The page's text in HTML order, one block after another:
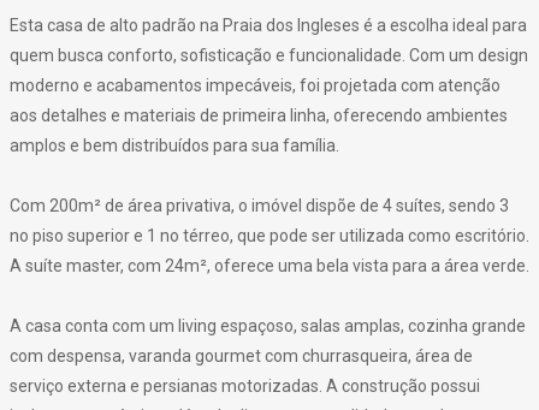
Esta casa de alto padrão na Praia dos Ingleses é a escolha ideal para
quem busca conforto, sofisticação e funcionalidade. Com um design
moderno e acabamentos impecáveis, foi projetada com atenção
aos detalhes e materiais de primeira linha, oferecendo ambientes
amplos e bem distribuídos para sua família.
Com 200m² de área privativa, o imóvel dispõe de 4 suítes, sendo 3
no piso superior e 1 no térreo, que pode ser utilizada como escritório.
A suíte master, com 24m², oferece uma bela vista para a área verde.
A casa conta com um living espaçoso, salas amplas, cozinha grande
com despensa, varanda gourmet com churrasqueira, área de
serviço externa e persianas motorizadas. A construção possui